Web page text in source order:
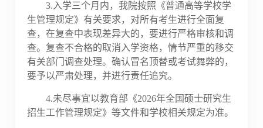
3.入学三个月内，我院按照《普通高等学校学
生管理规定》有关要求，对所有考生进行全面复
查，在复查中表现差异大的，要进行严格审核和调
查。复查不合格的取消入学资格，情节严重的移交
有关部门调查处理。确认冒名顶替或考试舞弊的，
要予以严肃处理，并进行责任追究。
4.未尽事宜以教育部《2026年全国硕士研究生
招生工作管理规定》等文件和学校相关规定为准。